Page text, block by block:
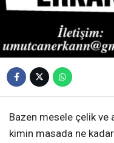
Bazen mesele çelik ve
kimin masada ne